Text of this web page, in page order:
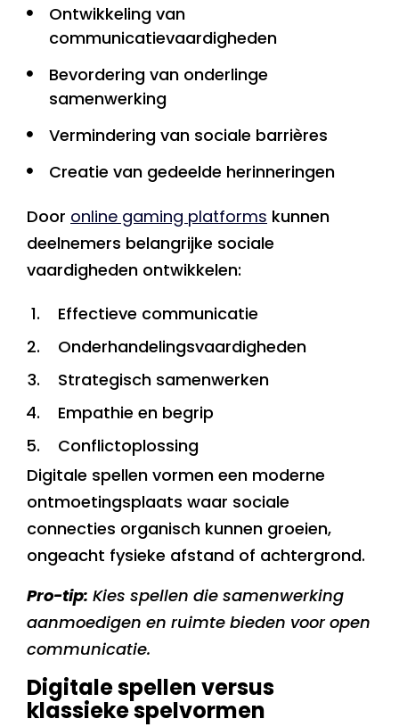
Ontwikkeling van
communicatievaardigheden
Bevordering van onderlinge
samenwerking
Vermindering van sociale barrières
Creatie van gedeelde herinneringen
Door online gaming platforms kunnen
deelnemers belangrijke sociale
vaardigheden ontwikkelen:
Effectieve communicatie
Onderhandelingsvaardigheden
Strategisch samenwerken
Empathie en begrip
Conflictoplossing
Digitale spellen vormen een moderne
ontmoetingsplaats waar sociale
connecties organisch kunnen groeien,
ongeacht fysieke afstand of achtergrond.
Pro-tip: Kies spellen die samenwerking
aanmoedigen en ruimte bieden voor open
communicatie.
Digitale spellen versus
klassieke spelvormen